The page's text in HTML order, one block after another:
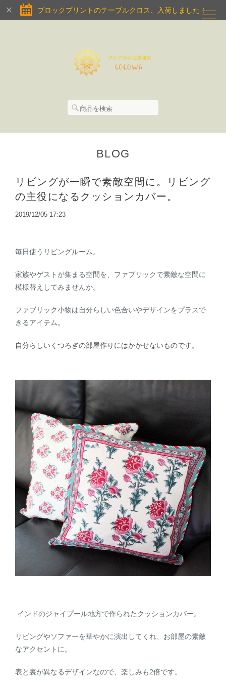
ブロックプリントのテーブルクロス、入荷しました！
BLOG
リビングが一瞬で素敵空間に。リビング
の主役になるクッションカバー。
2019/12/05 17:23
毎日使うリビングルーム。
家族やゲストが集まる空間を、ファブリックで素敵な空間に
模様替えしてみませんか。
ファブリック小物は自分らしい色合いやデザインをプラスで
きるアイテム。
自分らしいくつろぎの部屋作りにはかかせないものです。
インドのジャイプール地方で作られたクッションカバー。
リビングやソファーを華やかに演出してくれ、お部屋の素敵
なアクセントに。
表と裏が異なるデザインなので、楽しみも2倍です。